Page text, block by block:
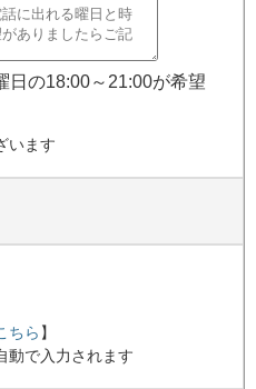
日の18:00～21:00が希望
います
ちら 】
動で入力されます